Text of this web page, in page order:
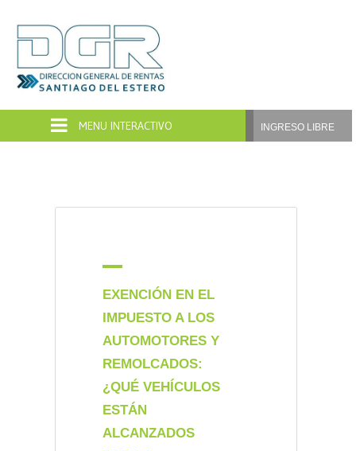
INGRESO LIBRE
A
EXENCIÓN EN EL
IMPUESTO A LOS
AUTOMOTORES Y
REMOLCADOS:
¿QUÉ VEHÍCULOS
ESTÁN
ALCANZADOS